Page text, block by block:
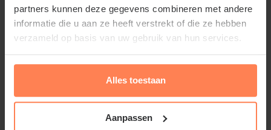
partners kunnen deze gegevens combineren met andere
informatie die u aan ze heeft verstrekt of die ze hebben
verzameld op basis van uw gebruik van hun services.
Alles toestaan
Aanpassen
Lei-Prunus lusitanica 'Angustifolia' of
Lei-Portugese laurier
variant in de uitgebreide Laurier-familie. Hij groeit
stukken minder hard en ruig dan de alom bekende